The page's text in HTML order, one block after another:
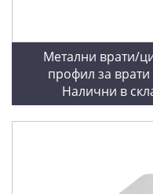
Метални врати/
профил за
Налични в